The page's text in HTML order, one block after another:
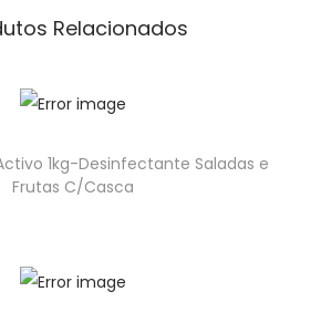
Relacionados
1kg-Desinfectante Saladas e
Frutas C/Casca